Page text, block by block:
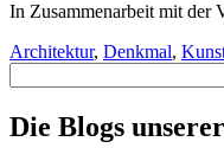
In Zusammenarbeit mit der
Architektur, Denkmal,
Die Blogs